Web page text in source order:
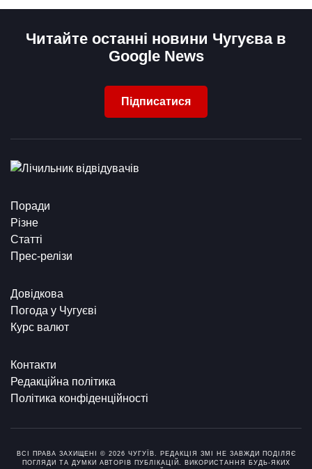
Читайте останні новини Чугуєва в
Google News
Підписатися
Поради
Різне
Статті
Прес-релізи
Довідкова
Погода у Чугуєві
Курс валют
Контакти
Редакційна політика
Політика конфіденційності
ВСІ ПРАВА ЗАХИЩЕНІ © 2026 ЧУГУЇВ. РЕДАКЦІЯ ЗМІ НЕ ЗАВЖДИ ПОДІЛЯЄ
ПОГЛЯДИ ТА ДУМКИ АВТОРІВ ПУБЛІКАЦІЙ. ВИКОРИСТАННЯ БУДЬ-ЯКИХ